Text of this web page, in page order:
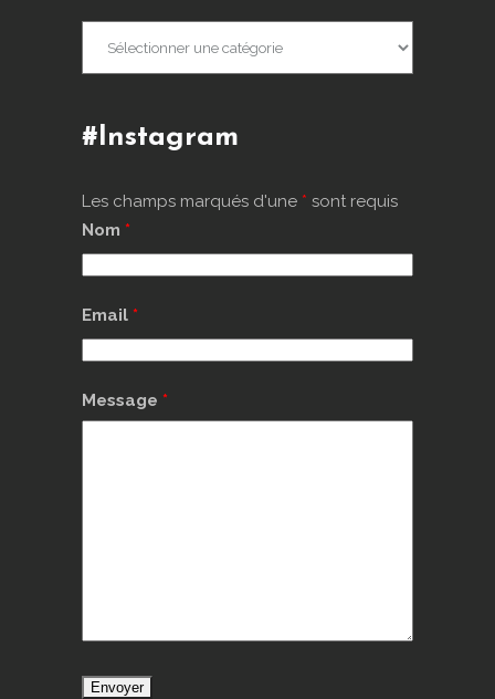
#Instagram
Les champs marqués d'une * sont requis
Nom *
Email *
Message *